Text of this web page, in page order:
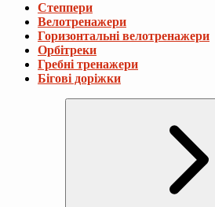
Степпери
Велотренажери
Горизонтальні велотренажери
Орбітреки
Гребні тренажери
Бігові доріжки